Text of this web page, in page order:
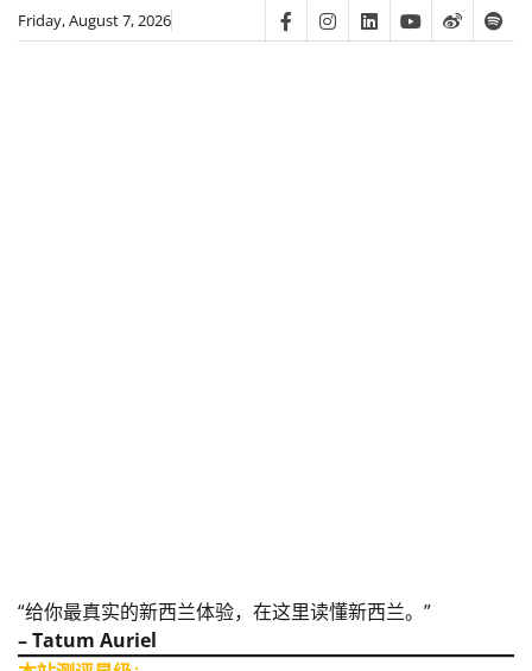
SkipFriday, August 7, 2026 FacebookInstagram
LinkedinYoutube
Weibo
“给你最真实的新西兰体验，在这里读懂新西兰。”
– Tatum Auriel